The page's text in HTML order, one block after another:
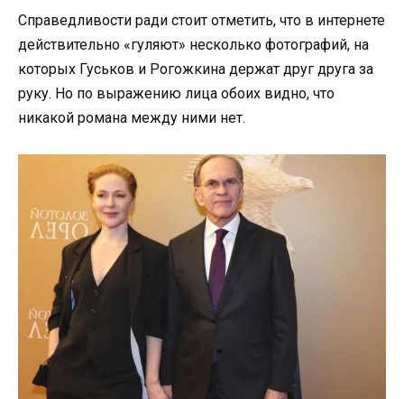
Справедливости ради стоит отметить, что в интернете
действительно «гуляют» несколько фотографий, на
которых Гуськов и Рогожкина держат друг друга за
руку. Но по выражению лица обоих видно, что
никакой романа между ними нет.